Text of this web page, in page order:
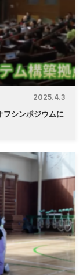
2025.4.3
フシンポジウムに